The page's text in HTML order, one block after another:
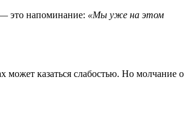
это напоминание: «Мы уже на этом
может казаться слабостью. Но молчание о